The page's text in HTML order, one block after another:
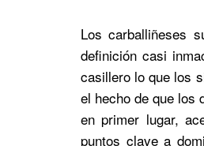
Los carballiñeses
definición casi
casillero lo que los
el hecho de que los
en primer lugar,
puntos clave a